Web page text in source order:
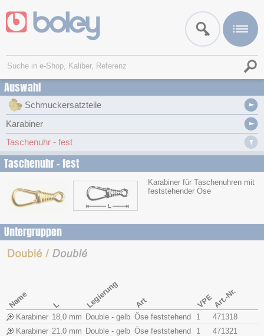
Auswahl
Schmuckersatzteile
Karabiner
Taschenuhr - fest
Taschenuhr - fest
Karabiner für Taschenuhren mit
feststehender Öse
Untergruppen
Name L Legierung Art VPEArt.-Nr.
Karabiner 18,0 mm Double - gelb Öse feststehend 1
471318
Karabiner 21,0 mm Double - gelb Öse feststehend 1
471321